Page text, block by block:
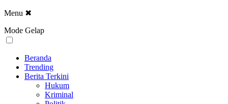
Menu ✖
Mode Gelap
Beranda
Trending
Berita Terkini
Hukum
Kriminal